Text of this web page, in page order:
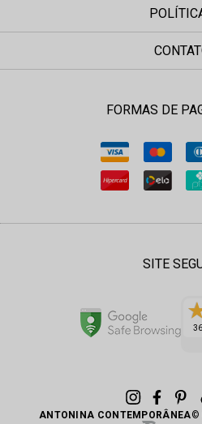
FORMAS DE
SITE
ANTONINA CONTEMPORÂNEA©